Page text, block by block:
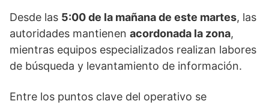
Desde las 5:00 de la mañana de este martes, las
autoridades mantienen acordonada la zona,
mientras equipos especializados realizan labores
de búsqueda y levantamiento de información.
Entre los puntos clave del operativo se